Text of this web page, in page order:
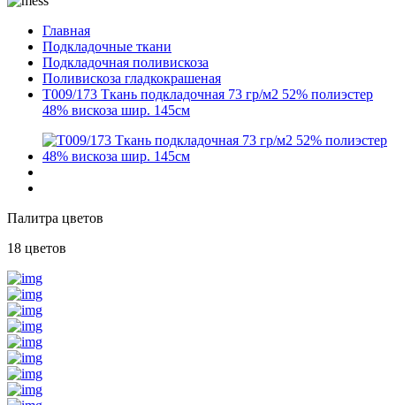
Главная
Подкладочные ткани
Подкладочная поливискоза
Поливискоза гладкокрашеная
T009/173 Ткань подкладочная 73 гр/м2 52% полиэстер
48% вискоза шир. 145см
Палитра цветов
18 цветов